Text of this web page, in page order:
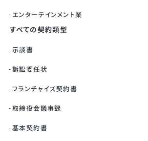
エンターテインメント業
すべての契約類型
示談書
訴訟委任状
フランチャイズ契約書
取締役会議事録
基本契約書